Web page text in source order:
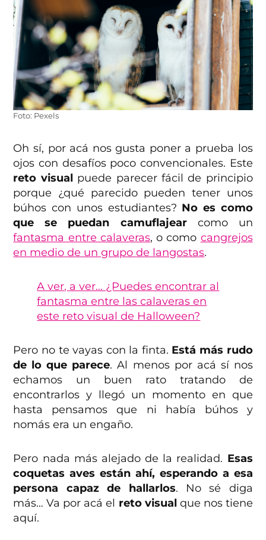
Foto: Pexels
Oh sí, por acá nos gusta poner a prueba los
ojos con desafíos poco convencionales. Este
reto visual puede parecer fácil de principio
porque ¿qué parecido pueden tener unos
búhos con unos estudiantes? No es como
que se puedan camuflajearcomo un
fantasma entre calaveras, o como cangrejos
en medio de un grupo de langostas.
A ver, a ver… ¿Puedes encontrar al
fantasma entre las calaveras en
este reto visual de Halloween?
Pero no te vayas con la finta. Está más rudo
de lo que parece. Al menos por acá sí nos
echamos un buen rato tratando de
encontrarlos y llegó un momento en que
hasta pensamos que ni había búhos y
nomás era un engaño.
Pero nada más alejado de la realidad. Esas
coquetas aves están ahí, esperando a esa
persona capaz de hallarlos. No sé diga
más… Va por acá el reto visual que nos tiene
aquí.